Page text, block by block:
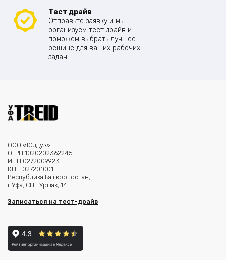
Тест драйв
Отправьте заявку и мы
организуем тест драйв и
поможем выбрать лучшее
решине для ваших рабочих
задач
ООО «Юлдуз»
ОГРН 1020202362245
ИНН 0272009923
КПП 027201001
Республика Башкортостан,
г.Уфа, СНТ Уршак, 14
Записаться на тест-драйв